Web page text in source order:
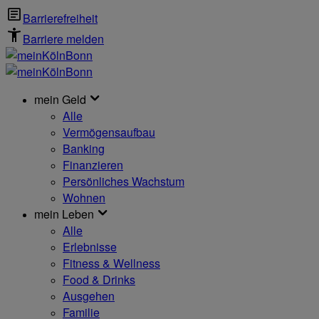
Barrierefreiheit
Barriere melden
mein Geld
Alle
Vermögensaufbau
Banking
Finanzieren
Persönliches Wachstum
Wohnen
mein Leben
Alle
Erlebnisse
Fitness & Wellness
Food & Drinks
Ausgehen
Familie